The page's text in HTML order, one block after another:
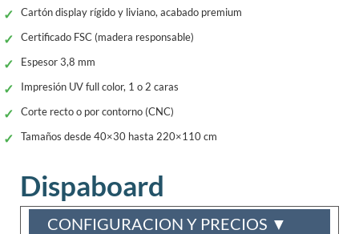
Cartón display rígido y liviano, acabado premium
Certificado FSC (madera responsable)
Espesor 3,8 mm
Impresión UV full color, 1 o 2 caras
Corte recto o por contorno (CNC)
Tamaños desde 40×30 hasta 220×110 cm
Dispaboard
CONFIGURACION Y PRECIOS ▼